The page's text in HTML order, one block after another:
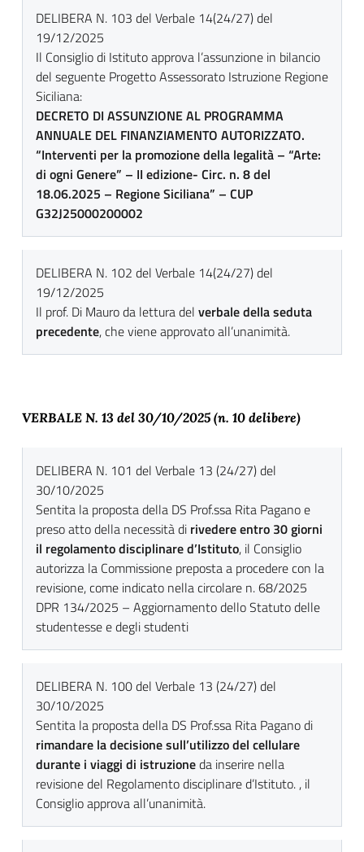
DELIBERA N. 103 del Verbale 14(24/27) del
19/12/2025
Il Consiglio di Istituto approva l’assunzione in bilancio
del seguente Progetto Assessorato Istruzione Regione
Siciliana:
DECRETO DI ASSUNZIONE AL PROGRAMMA
ANNUALE DEL FINANZIAMENTO AUTORIZZATO.
“Interventi per la promozione della legalità – “Arte:
di ogni Genere” – II edizione- Circ. n. 8 del
18.06.2025 – Regione Siciliana” – CUP
G32J25000200002
DELIBERA N. 102 del Verbale 14(24/27) del
19/12/2025
Il prof. Di Mauro da lettura del verbale della seduta
precedente, che viene approvato all’unanimità.
VERBALE N. 13 del 30/10/2025 (n. 10 delibere)
DELIBERA N. 101 del Verbale 13 (24/27) del
30/10/2025
Sentita la proposta della DS Prof.ssa Rita Pagano e
preso atto della necessità di rivedere entro 30 giorni
il regolamento disciplinare d’Istituto, il Consiglio
autorizza la Commissione preposta a procedere con la
revisione, come indicato nella circolare n. 68/2025
DPR 134/2025 – Aggiornamento dello Statuto delle
studentesse e degli studenti
DELIBERA N. 100 del Verbale 13 (24/27) del
30/10/2025
Sentita la proposta della DS Prof.ssa Rita Pagano di
rimandare la decisione sull’utilizzo del cellulare
durante i viaggi di istruzioneda inserire nella
revisione del Regolamento disciplinare d’Istituto. , il
Consiglio approva all’unanimità.